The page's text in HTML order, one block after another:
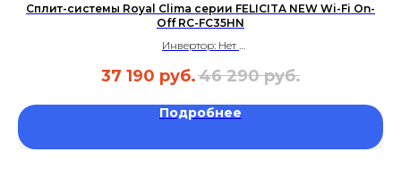
Сплит-системы Royal Clima серии FELICITA NEW Wi-Fi On-
Off RC-FC35HN
Инвертор: Нет
Уровень шума: 25 дБ
37 190 руб.46 290 руб.
Подробнее